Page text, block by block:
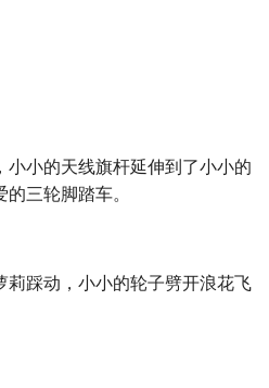
小的天线旗杆延伸到了小小的
三轮脚踏车。
莉踩动，小小的轮子劈开浪花飞